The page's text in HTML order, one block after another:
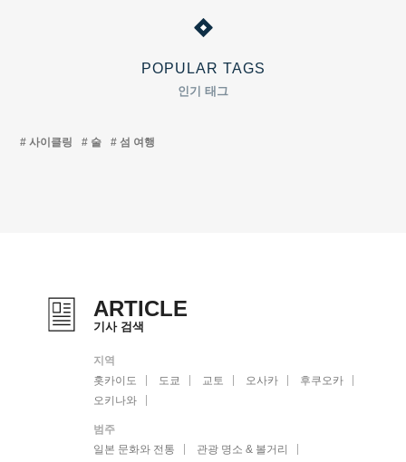
POPULAR TAGS
인기 태그
사이클링 술 섬 여행
ARTICLE
기사 검색
지역
홋카이도
도쿄 교토 오사카
후쿠오카
오키나와
범주
일본 문화와 전통
관광 명소 & 볼거리